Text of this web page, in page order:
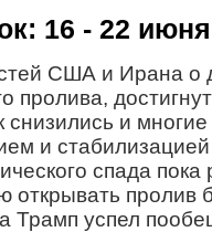
16 - 22 июня
США и Ирана о
пролива,
снизились и
и
спада
открывать
Трамп успел